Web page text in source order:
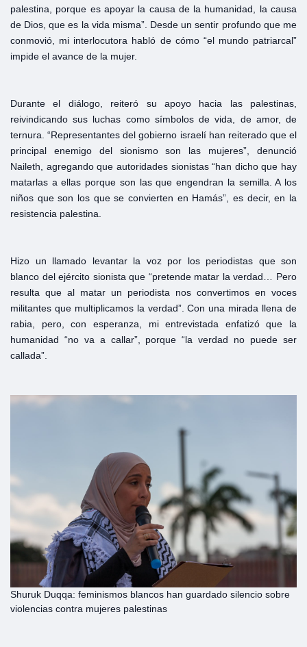
palestina, porque es apoyar la causa de la humanidad, la causa
de Dios, que es la vida misma”. Desde un sentir profundo que me
conmovió, mi interlocutora habló de cómo “el mundo patriarcal”
impide el avance de la mujer.
Durante el diálogo, reiteró su apoyo hacia las palestinas,
reivindicando sus luchas como símbolos de vida, de amor, de
ternura. “Representantes del gobierno israelí han reiterado que el
principal enemigo del sionismo son las mujeres”, denunció
Naileth, agregando que autoridades sionistas “han dicho que hay
matarlas a ellas porque son las que engendran la semilla. A los
niños que son los que se convierten en Hamás”, es decir, en la
resistencia palestina.
Hizo un llamado levantar la voz por los periodistas que son
blanco del ejército sionista que “pretende matar la verdad… Pero
resulta que al matar un periodista nos convertimos en voces
militantes que multiplicamos la verdad”. Con una mirada llena de
rabia, pero, con esperanza, mi entrevistada enfatizó que la
humanidad “no va a callar”, porque “la verdad no puede ser
callada”.
Shuruk Duqqa: feminismos blancos han guardado silencio sobre
violencias contra mujeres palestinas